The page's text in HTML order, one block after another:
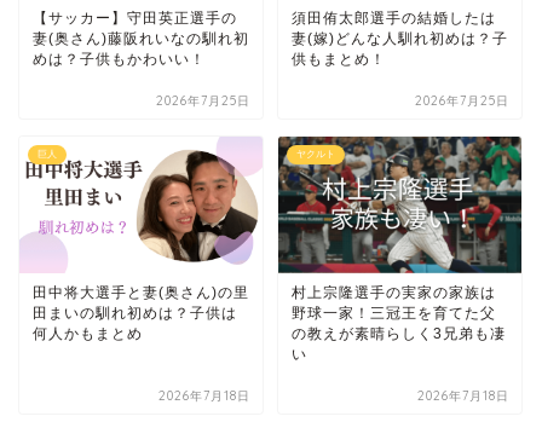
【サッカー】守田英正選手の
妻(奥さん)藤阪れいなの馴れ初
めは？子供もかわいい！
2026年7月25日
須田侑太郎選手の結婚したは
妻(嫁)どんな人馴れ初めは？子
供もまとめ！
2026年7月25日
巨人
田中将大選手と妻(奥さん)の里
田まいの馴れ初めは？子供は
何人かもまとめ
2026年7月18日
ヤクルト
村上宗隆選手の実家の家族は
野球一家！三冠王を育てた父
の教えが素晴らしく3兄弟も凄
い
2026年7月18日